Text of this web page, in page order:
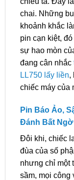
chai. Những
khoảnh khắc
pin cạn kiệt,
sự hao mòn
đang cân nhắc
LL750 lấy liền,
chiếc máy của
Pin Báo Ảo,
Đánh Bất Ngờ
Đôi khi, chiếc
đùa của số
nhưng chỉ một
sầm, mọi công